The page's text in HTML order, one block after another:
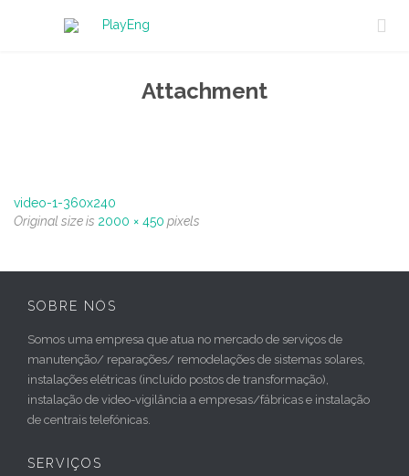

Attachment
video-1-360x240
Original size is 2000 × 450 pixels
SOBRE NÓS
Somos uma empresa que atua no mercado de serviços de
manutenção/ reparações/ remodelações de sistemas solares,
instalações elétricas (incluído postos de transformação),
instalação de video-vigilância a empresas/fábricas e instalação
de centrais telefónicas.
SERVIÇOS